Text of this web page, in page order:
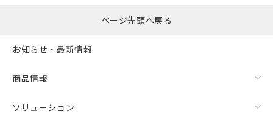
ページ先頭へ戻る
お知らせ・最新情報
商品情報
ソリューション